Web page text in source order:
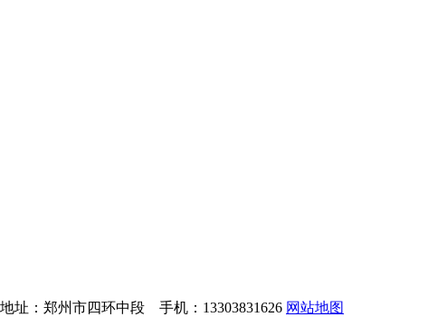
址：郑州市四环中段 手机：13303831626 网站地图